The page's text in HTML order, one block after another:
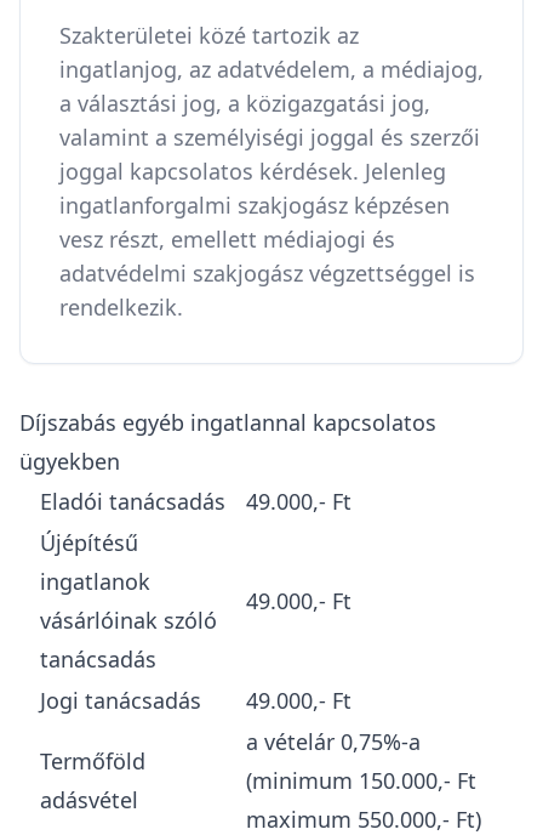
Szakterületei közé tartozik az
ingatlanjog, az adatvédelem, a médiajog,
a választási jog, a közigazgatási jog,
valamint a személyiségi joggal és szerzői
joggal kapcsolatos kérdések. Jelenleg
ingatlanforgalmi szakjogász képzésen
vesz részt, emellett médiajogi és
adatvédelmi szakjogász végzettséggel is
rendelkezik.
Díjszabás egyéb ingatlannal kapcsolatos
ügyekben
Eladói tanácsadás
49.000,- Ft
Újépítésű
ingatlanok
vásárlóinak szóló
tanácsadás
49.000,- Ft
Jogi tanácsadás 49.000,- Ft
Termőföld
adásvétel
a vételár 0,75%-a
(minimum 150.000,- Ft
maximum 550.000,- Ft)